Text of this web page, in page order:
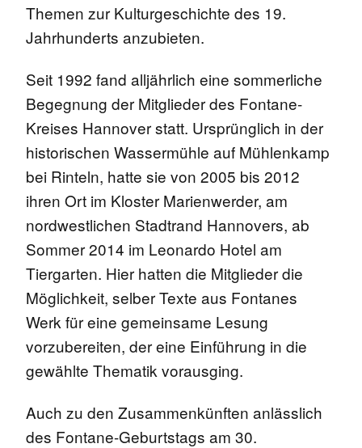
Themen zur Kulturgeschichte des 19.
Jahrhunderts anzubieten.
Seit 1992 fand alljährlich eine sommerliche
Begegnung der Mitglieder des Fontane-
Kreises Hannover statt. Ursprünglich in der
historischen Wassermühle auf Mühlenkamp
bei Rinteln, hatte sie von 2005 bis 2012
ihren Ort im Kloster Marienwerder, am
nordwestlichen Stadtrand Hannovers, ab
Sommer 2014 im Leonardo Hotel am
Tiergarten. Hier hatten die Mitglieder die
Möglichkeit, selber Texte aus Fontanes
Werk für eine gemeinsame Lesung
vorzubereiten, der eine Einführung in die
gewählte Thematik vorausging.
Auch zu den Zusammenkünften anlässlich
des Fontane-Geburtstags am 30.